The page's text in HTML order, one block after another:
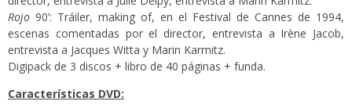
Rojo 90’: Tráiler, making of, en el Festival de Cannes de 1994,
escenas comentadas por el director, entrevista a Irène Jacob,
entrevista a Jacques Witta y Marin Karmitz.
Digipack de 3 discos + libro de 40 páginas + funda.
Características DVD: